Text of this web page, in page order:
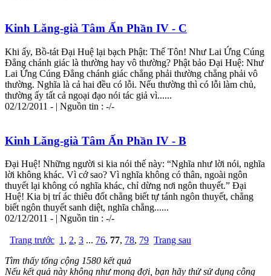
Kinh Lăng-già Tâm Ấn Phần IV - C
Khi ấy, Bồ-tát Đại Huệ lại bạch Phật: Thế Tôn! Như Lai Ứng Cúng
Đẳng chánh giác là thường hay vô thường? Phật bảo Đại Huệ: Như
Lai Ứng Cúng Đẳng chánh giác chẳng phải thường chẳng phải vô
thường. Nghĩa là cả hai đều có lỗi. Nếu thường thì có lỗi làm chủ,
thường ấy tất cả ngoại đạo nói tác giả vì......
02/12/2011 - | Nguồn tin : -/-
Kinh Lăng-già Tâm Ấn Phần IV - B
Đại Huệ! Những người si kia nói thế này: “Nghĩa như lời nói, nghĩa
lời không khác. Vì cớ sao? Vì nghĩa không có thân, ngoài ngôn
thuyết lại không có nghĩa khác, chỉ dừng nơi ngôn thuyết.” Đại
Huệ! Kia bị trí ác thiêu đốt chẳng biết tự tánh ngôn thuyết, chẳng
biết ngôn thuyết sanh diệt, nghĩa chẳng......
02/12/2011 - | Nguồn tin : -/-
Trang trước 1, 2, 3 ... 76, 77, 78, 79 Trang sau
Tìm thấy tổng cộng 1580 kết quả
Nếu kết quả này không như mong đợi, bạn hãy thử sử dụng công